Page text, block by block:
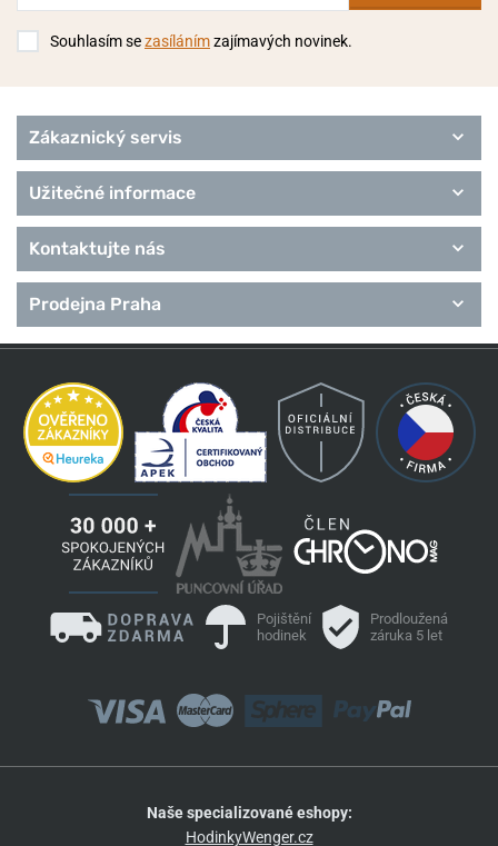
Souhlasím sezasílánímzajímavých novinek.
Zákaznický servis
Užitečné informace
Kontaktujte nás
Prodejna Praha
Pojištění
hodinek
Prodloužená
záruka 5 let
Naše specializované eshopy:
HodinkyWenger.cz